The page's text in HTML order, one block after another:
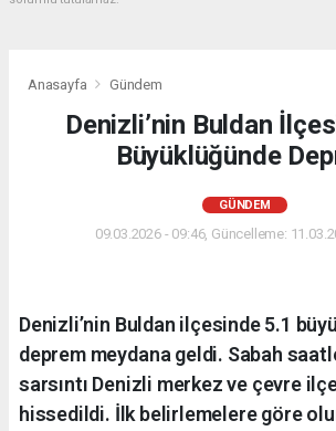
Anasayfa Gündem
Denizli’nin Buldan
Büyüklüğünde
GÜNDEM
09.03.2026 - 09:46, Güncelleme:
Denizli’nin Buldan ilçesinde 5.1
deprem meydana geldi. Sabah
sarsıntı Denizli merkez ve çevre
hissedildi. İlk belirlemelere göre